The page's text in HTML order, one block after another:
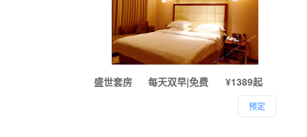
盛世套房 ¥1389起
每天双早|免费
预定